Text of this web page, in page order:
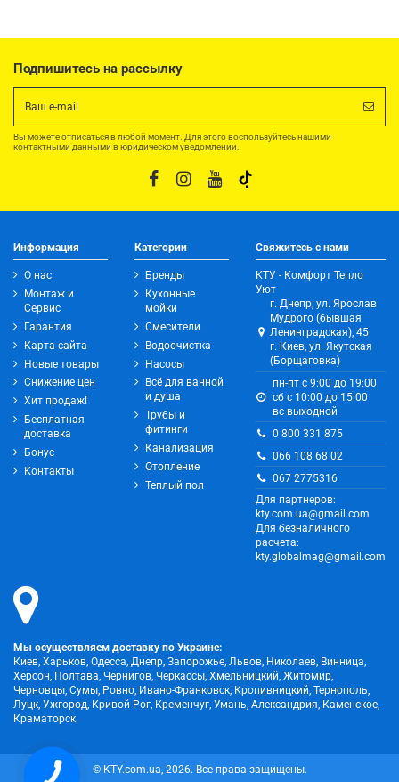
Подпишитесь на рассылку
Вы можете отписаться в любой момент. Для этого воспользуйтесь нашими
контактными данными в юридическом уведомлении.
Информация
О нас
Монтаж и
Сервис
Гарантия
Карта сайта
Новые товары
Снижение цен
Хит продаж!
Бесплатная
доставка
Бонус
Контакты
Категории
Бренды
Кухонные
мойки
Смесители
Водоочистка
Насосы
Всё для ванной
и душа
Трубы и
фитинги
Канализация
Отопление
Теплый пол
Свяжитесь с нами
КТУ - Комфорт Тепло
Уют
г. Днепр, ул. Ярослав
Мудрого (бывшая
Ленинградская), 45
г. Киев, ул. Якутская
(Борщаговка)
пн-пт с 9:00 до 19:00
сб с 10:00 до 15:00
вс выходной
0 800 331 875
066 108 68 02
067 2775316
Для партнеров:
kty.com.ua@gmail.com
Для безналичного
расчета:
kty.globalmag@gmail.com
Мы осуществляем доставку по Украине:
Киев, Харьков, Одесса, Днепр, Запорожье, Львов, Николаев, Винница,
Херсон, Полтава, Чернигов, Черкассы, Хмельницкий, Житомир,
Черновцы, Сумы, Ровно, Ивано-Франковск, Кропивницкий, Тернополь,
Луцк, Ужгород, Кривой Рог, Кременчуг, Умань, Александрия, Каменское,
Краматорск.
© KTY.com.ua, 2026. Все права защищены.
КНОПКА